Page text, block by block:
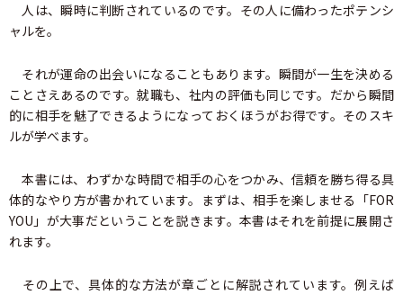
人は、瞬時に判断されているのです。その人に備わったポテンシ
ャルを。
それが運命の出会いになることもあります。瞬間が一生を決める
ことさえあるのです。就職も、社内の評価も同じです。だから瞬間
的に相手を魅了できるようになっておくほうがお得です。そのスキ
ルが学べます。
本書には、わずかな時間で相手の心をつかみ、信頼を勝ち得る具
体的なやり方が書かれています。まずは、相手を楽しませる「FOR
YOU」が大事だということを説きます。本書はそれを前提に展開さ
れます。
その上で、具体的な方法が章ごとに解説されています。例えば